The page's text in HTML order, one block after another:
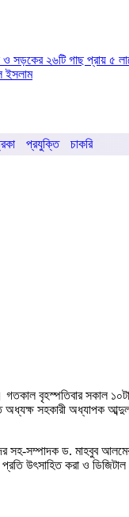
সড়কের ২৬টি গাছ প্রায় ৫
ইসলাম
প্রযুক্তি চাকরি
বৃহস্পতিবার সকাল
অধ্যক্ষ সহকারী অধ্যাপক
ড. মাহবুব আলমের
করা ও ডিজিটাল